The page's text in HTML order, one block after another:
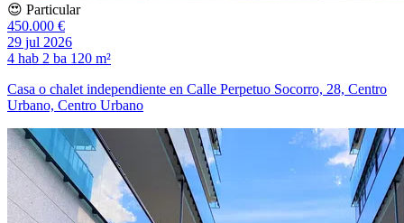
😍 Particular
450.000 €
29 jul 2026
4 hab 2 ba 120 m²
Casa o chalet independiente en Calle Perpetuo Socorro, 28, Centro
Urbano, Centro Urbano